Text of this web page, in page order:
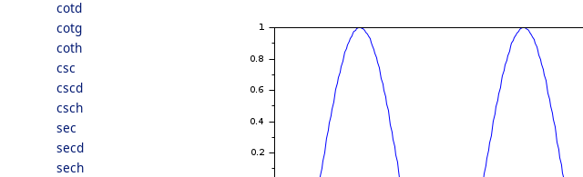
cotd
cotg
coth
csc
cscd
csch
sec
secd
sech